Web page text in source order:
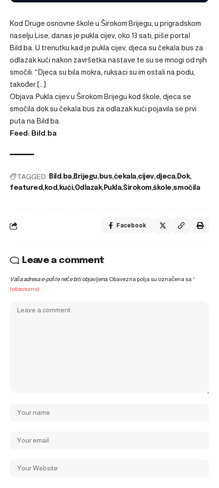
Kod Druge osnovne škole u Širokom Brijegu, u prigradskom
naselju Lise, danas je pukla cijev, oko 13 sati, piše portal
Bild.ba. U trenutku kad je pukla cijev, djeca su čekala bus za
odlazak kući nakon završetka nastave te su se mnogi od njih
smočili. “Djeca su bila mokra, ruksaci su im ostali na podu,
također […]
Objava Pukla cijev u Širokom Brijegu kod škole, djeca se
smočila dok su čekala bus za odlazak kući pojavila se prvi
puta na Bild.ba
Feed: Bild.ba
TAGGED: Bild.ba Brijegu bus čekala cijev djeca Dok
featured kod kući Odlazak Pukla Širokom škole smočila
Facebook
Leave a comment
Vaša adresa e-pošte neće biti objavljena. Obavezna polja su označena sa*
(obavezno)